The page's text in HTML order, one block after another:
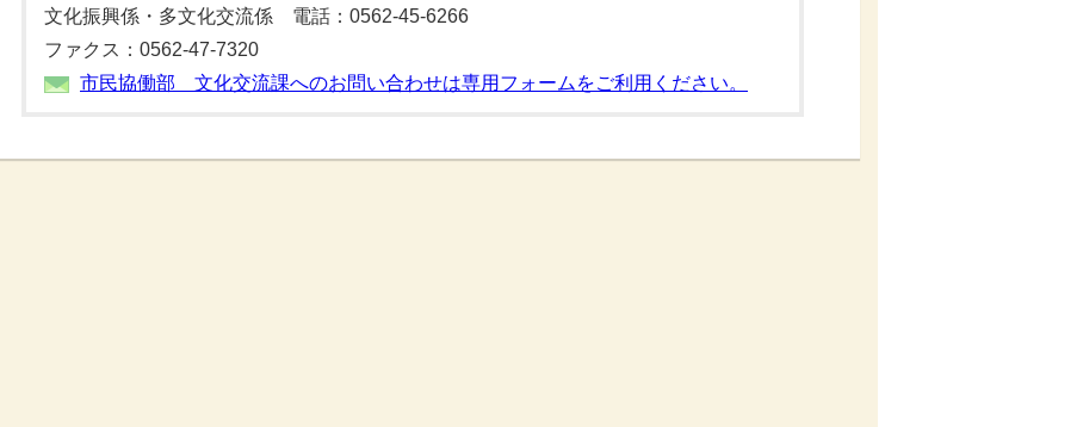
文化振興係・多文化交流係 電話：0562-45-6266
ファクス：0562-47-7320
市民協働部 文化交流課へのお問い合わせは専用フォームをご利用ください。